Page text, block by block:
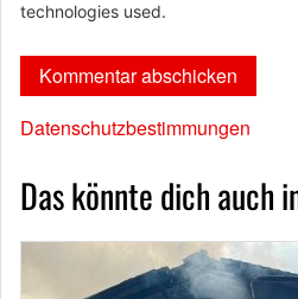
technologies used.
Datenschutzbestimmungen
Das könnte dich auch